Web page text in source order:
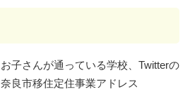
子さんが通っている学校、Twitterの
良市移住定住事業アドレス